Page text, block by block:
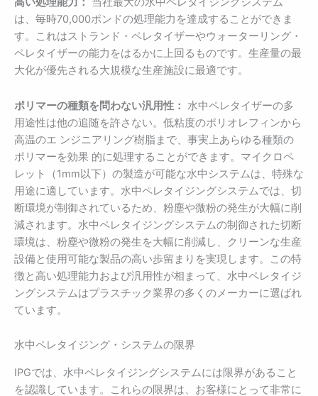
は、毎時70,000ポンドの処理能力を達成することができま
す。これはストランド・ペレタイザーやウォーターリング・
ペレタイザーの能力をはるかに上回るものです。生産量の最
大化が優先される大規模な生産施設に最適です。
ポリマーの種類を問わない汎用性： 水中ペレタイザーの多
用途性は他の追随を許さない。低粘度のポリオレフィンから
高温のエ ンジニアリング樹脂まで、事実上あらゆる種類の
ポリマーを効果 的に処理することができます。マイクロペ
レット（1mm以下）の製造が可能な水中システムは、特殊な
用途に適しています。水中ペレタイジングシステムでは、切
断環境が制御されているため、粉塵や微粉の発生が大幅に削
減されます。水中ペレタイジングシステムの制御された切断
環境は、粉塵や微粉の発生を大幅に削減し、クリーンな生産
設備と使用可能な製品の高い歩留まりを実現します。この特
徴と高い処理能力および汎用性が相まって、水中ペレタイジ
ングシステムはプラスチック業界の多くのメーカーに選ばれ
ています。
水中ペレタイジング・システムの限界
IPGでは、水中ペレタイジングシステムには限界があること
を認識しています。これらの限界は、お客様にとって非常に